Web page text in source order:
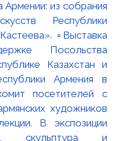
Армении: из собрания
Республики
▫️Выставка
Посольства
Казахстан и
Армения в
посетителей с
художников
В экспозиции
скульптура и